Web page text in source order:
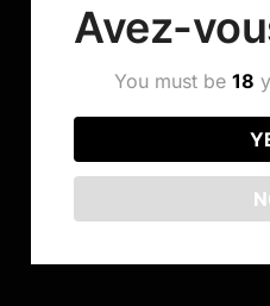
Avez-
You must be 18